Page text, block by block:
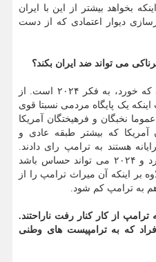
بخواهد بیشتر از این با ایران
دیوار اعتمادی که از دست
می تواند ضد ایران بکند؟
بعید است. ترامپ با این شکستی که خورد، به فکر ۲۰۲۴ است. از
یک پایگاه مردمی نسبتا قوی
نخبگان و فرهیختگان آمریکا
آمریکا که بیشتر طبقه عادی و
هستند به ترامپ رای دادند.
بنابراین پایگاه اجتماعی اش را دارد و ۲۰۲۴ می تواند حساس باشد
بر اینکه آن میراث ترامپ را از
به ترامپ کم شود.
ترامپ از کار کنار رفت ناراحتند.
که به ترامپیست های وطنی